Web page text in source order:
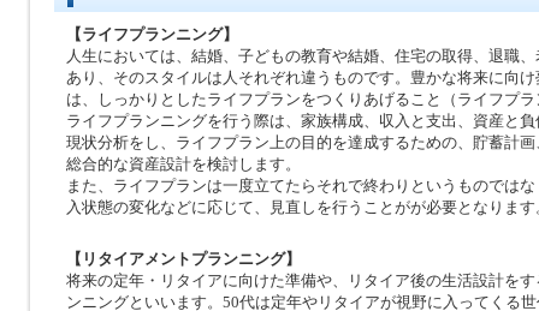
【ライフプランニング】
人生においては、結婚、子どもの教育や結婚、住宅の取得、退職
あり、そのスタイルは人それぞれ違うものです。豊かな将来に向
は、しっかりとしたライフプランをつくりあげること（ライフプ
ライフプランニングを行う際は、家族構成、収入と支出、資産と
現状分析をし、ライフプラン上の目的を達成するための、貯蓄計
総合的な資産設計を検討します。
また、ライフプランは一度立てたらそれで終わりというものでは
入状態の変化などに応じて、見直しを行うことがが必要となります
【リタイアメントプランニング】
将来の定年・リタイアに向けた準備や、リタイア後の生活設計を
ンニングといいます。50代は定年やリタイアが視野に入ってくる